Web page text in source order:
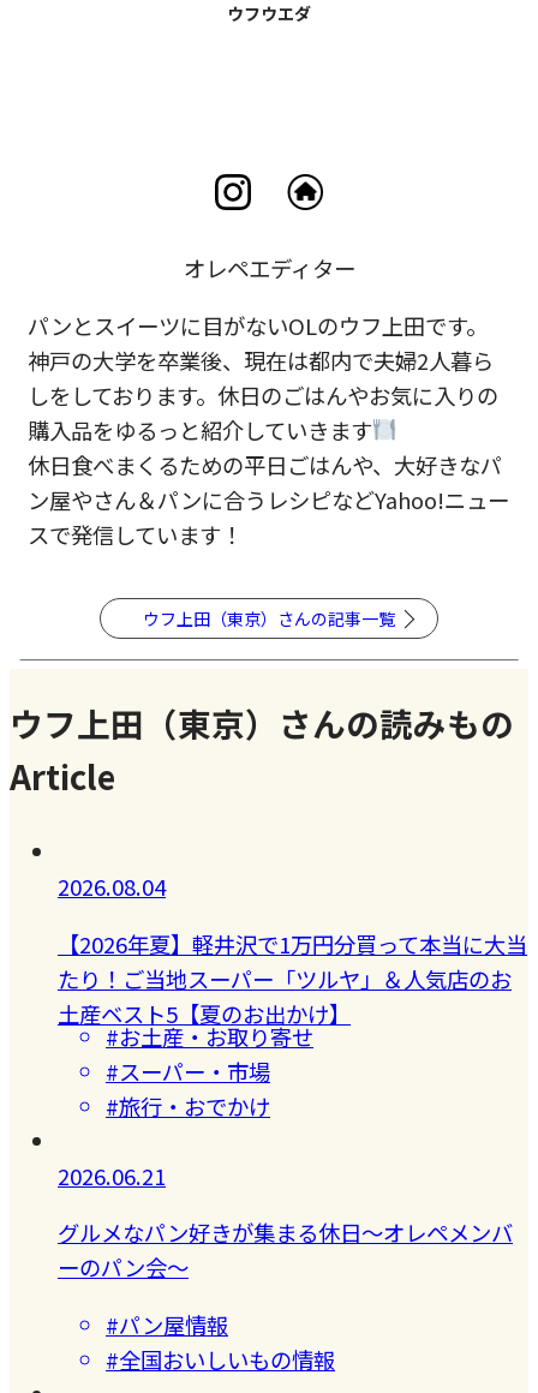
ウフウエダ
オレペエディター
パンとスイーツに目がないOLのウフ上田です。
神戸の大学を卒業後、現在は都内で夫婦2人暮ら
しをしております。休日のごはんやお気に入りの
購入品をゆるっと紹介していきます
休日食べまくるための平日ごはんや、大好きなパ
ン屋やさん＆パンに合うレシピなどYahoo!ニュー
スで発信しています！
ウフ上田（東京）さんの記事一覧
ウフ上田（東京）さんの読みもの
Article
2026.08.04
【2026年夏】軽井沢で1万円分買って本当に大当
たり！ご当地スーパー「ツルヤ」＆人気店のお
土産ベスト5【夏のお出かけ】
#お土産・お取り寄せ
#スーパー・市場
#旅行・おでかけ
2026.06.21
グルメなパン好きが集まる休日〜オレペメンバ
ーのパン会〜
#パン屋情報
#全国おいしいもの情報